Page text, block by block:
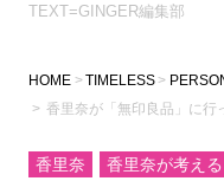
TEXT=GINGER編集部
HOME TIMELESS
香里奈が「無印良品」に行
香里奈 香里奈が考え